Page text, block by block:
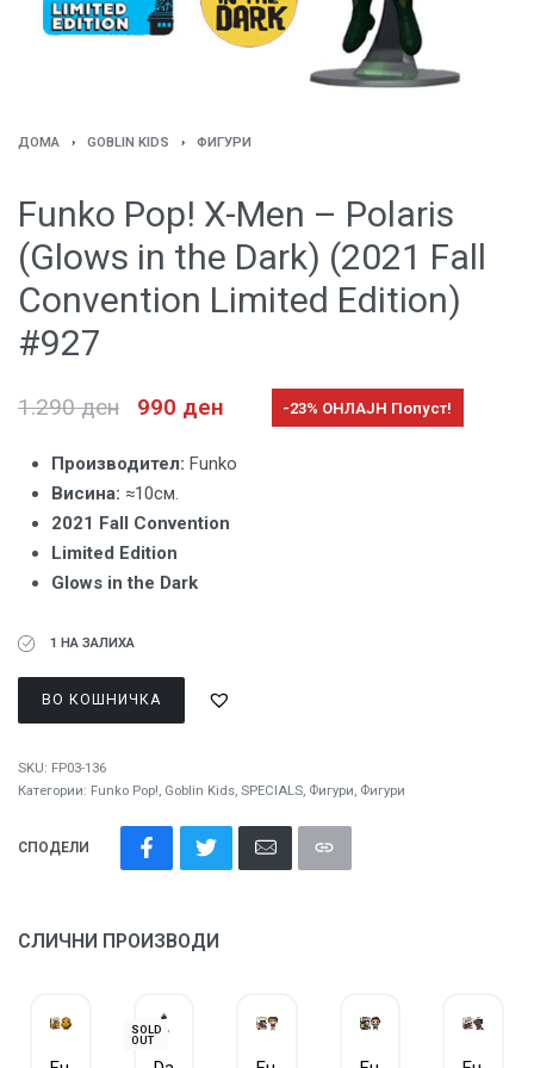
ДОМА › GOBLIN KIDS › ФИГУРИ
Funko Pop! X-Men – Polaris
(Glows in the Dark) (2021 Fall
Convention Limited Edition)
#927
1.290ден 990 ден -23% ОНЛАЈН Попуст!
Производител: Funko
Висина: ≈10см.
2021 Fall Convention
Limited Edition
Glows in the Dark
1 НА ЗАЛИХА
ВО КОШНИЧКА
SKU: FP03-136
Категории: Funko Pop!, Goblin Kids, SPECIALS, Фигури, Фигури
СПОДЕЛИ
СЛИЧНИ ПРОИЗВОДИ
SOLD
OUT